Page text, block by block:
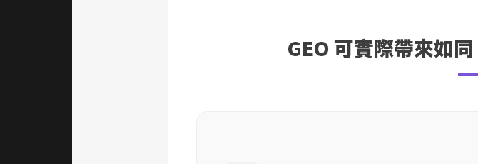
GEO 可實際帶來如同